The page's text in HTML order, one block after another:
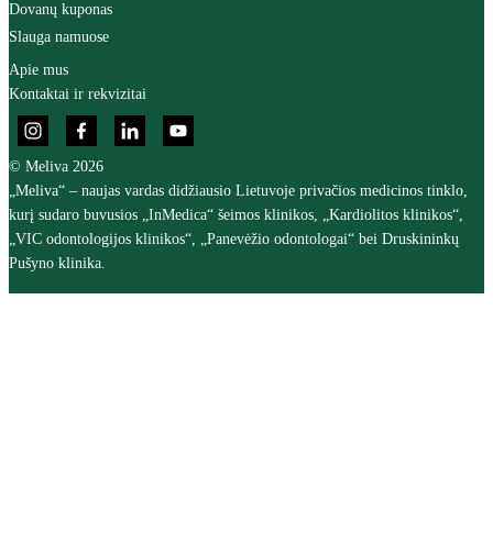
Dovanų kuponas
Slauga namuose
Apie mus
Kontaktai ir rekvizitai
© Meliva 2026
„Meliva“ – naujas vardas didžiausio Lietuvoje privačios medicinos tinklo,
kurį sudaro buvusios „InMedica“ šeimos klinikos, „Kardiolitos klinikos“,
„VIC odontologijos klinikos“, „Panevėžio odontologai“ bei Druskininkų
Pušyno klinika.